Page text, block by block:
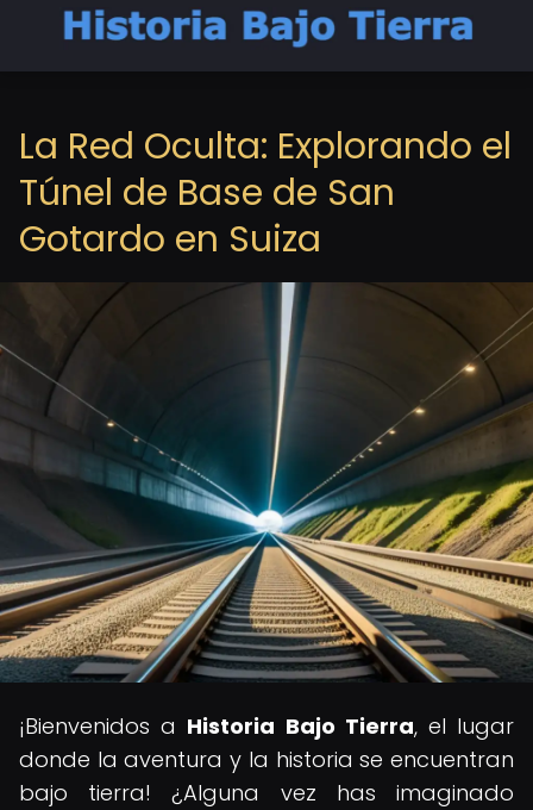
La Red Oculta: Explorando el
Túnel de Base de San
Gotardo en Suiza
¡Bienvenidos a Historia Bajo Tierra, el lugar
donde la aventura y la historia se encuentran
bajo tierra! ¿Alguna vez has imaginado